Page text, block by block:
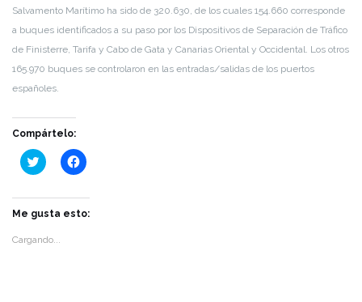
Salvamento Marítimo ha sido de 320.630, de los cuales 154.660 corresponde
a buques identificados a su paso por los Dispositivos de Separación de Tráfico
de Finisterre, Tarifa y Cabo de Gata y Canarias Oriental y Occidental. Los otros
165.970 buques se controlaron en las entradas/salidas de los puertos
españoles.
Compártelo:
Haz
clic
en
Twitter
abre
en
Haz
clic
en
Facebook
Me gusta esto:
Cargando...